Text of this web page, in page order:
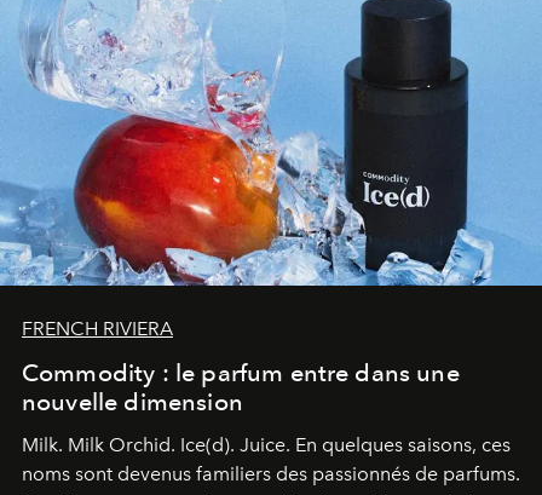
FRENCH RIVIERA
Commodity : le parfum entre dans une
nouvelle dimension
Milk. Milk Orchid. Ice(d). Juice. En quelques saisons, ces
noms sont devenus familiers des passionnés de parfums.